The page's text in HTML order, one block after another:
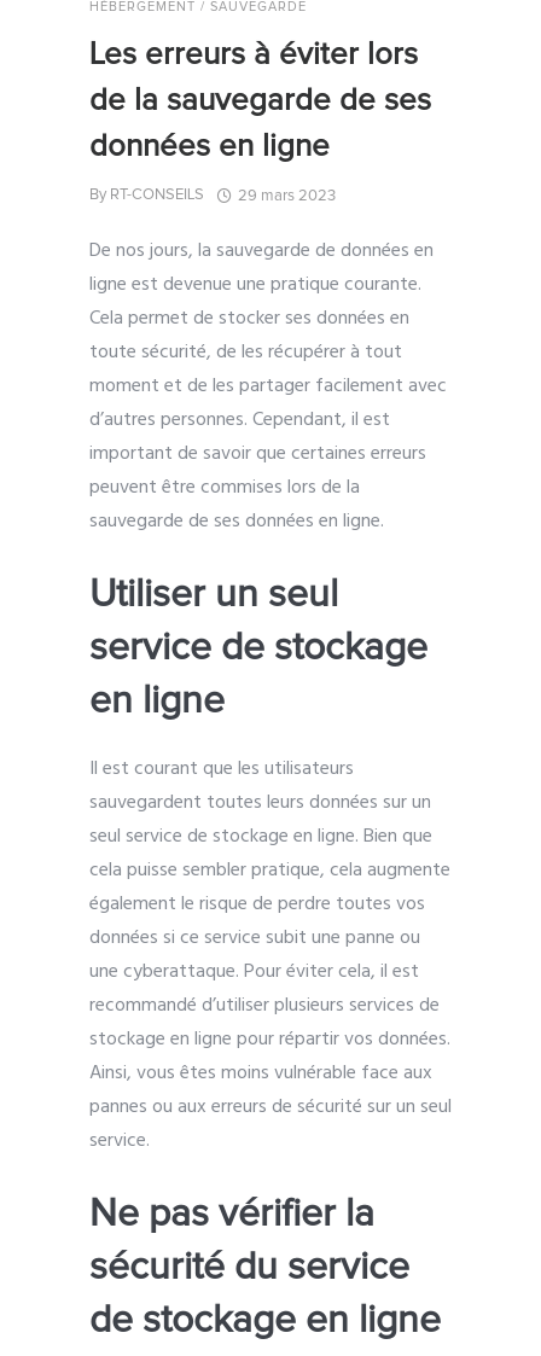
HÉBERGEMENT / SAUVEGARDE
Les erreurs à éviter lors
de la sauvegarde de ses
données en ligne
By RT-CONSEILS 29 mars 2023
De nos jours, la sauvegarde de données en
ligne est devenue une pratique courante.
Cela permet de stocker ses données en
toute sécurité, de les récupérer à tout
moment et de les partager facilement avec
d’autres personnes. Cependant, il est
important de savoir que certaines erreurs
peuvent être commises lors de la
sauvegarde de ses données en ligne.
Utiliser un seul
service de stockage
en ligne
Il est courant que les utilisateurs
sauvegardent toutes leurs données sur un
seul service de stockage en ligne. Bien que
cela puisse sembler pratique, cela augmente
également le risque de perdre toutes vos
données si ce service subit une panne ou
une cyberattaque. Pour éviter cela, il est
recommandé d’utiliser plusieurs services de
stockage en ligne pour répartir vos données.
Ainsi, vous êtes moins vulnérable face aux
pannes ou aux erreurs de sécurité sur un seul
service.
Ne pas vérifier la
sécurité du service
de stockage en ligne